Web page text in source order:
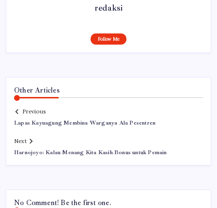
redaksi
Follow Me
Other Articles
Previous
Lapas Kayuagung Membina Warganya Ala Pesentren
Next
Harnojoyo: Kalau Menang Kita Kasih Bonus untuk Pemain
No Comment! Be the first one.